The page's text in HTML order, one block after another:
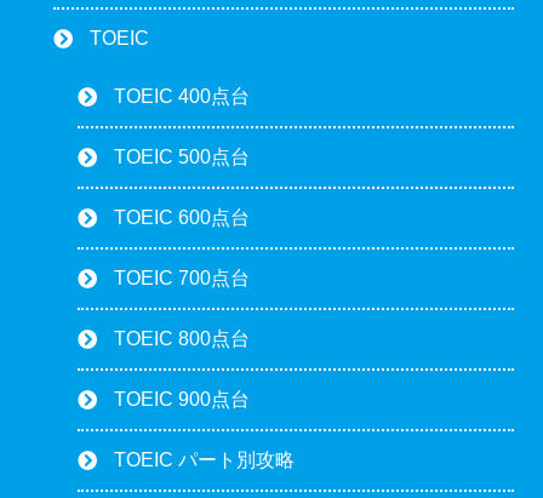
TOEIC
TOEIC 400点台
TOEIC 500点台
TOEIC 600点台
TOEIC 700点台
TOEIC 800点台
TOEIC 900点台
TOEIC パート別攻略